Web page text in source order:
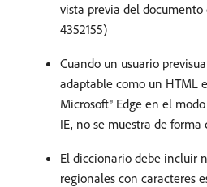
vista previa del documento
4352155)
Cuando un usuario
adaptable como un HTML
Microsoft® Edge en el
IE, no se muestra de forma
El diccionario debe incluir
regionales con caracteres